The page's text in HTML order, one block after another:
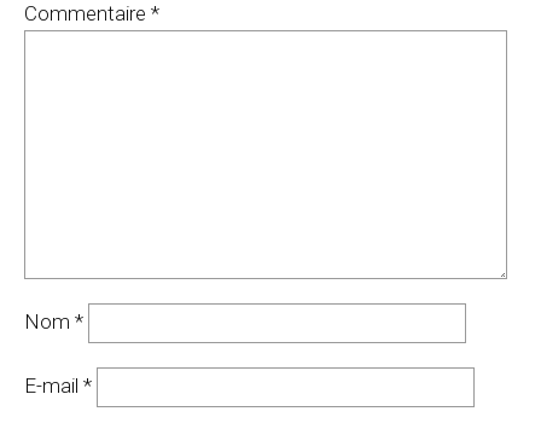
Commentaire *
Nom *
E-mail *